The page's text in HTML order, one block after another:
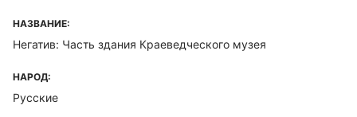
НАЗВАНИЕ:
Негатив: Часть здания Краеведческого музея
НАРОД:
Русские